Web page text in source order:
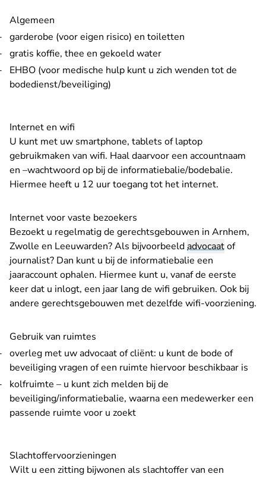
Algemeen
garderobe (voor eigen risico) en toiletten
gratis koffie, thee en gekoeld water
EHBO (voor medische hulp kunt u zich wenden tot de
bodedienst/beveiliging)
Internet en wifi
U kunt met uw smartphone, tablets of laptop
gebruikmaken van wifi. Haal daarvoor een accountnaam
en –wachtwoord op bij de informatiebalie/bodebalie.
Hiermee heeft u 12 uur toegang tot het internet.
Internet voor vaste bezoekers
Bezoekt u regelmatig de gerechtsgebouwen in Arnhem,
Zwolle en Leeuwarden? Als bijvoorbeeldadvocaatof
journalist? Dan kunt u bij de informatiebalie een
jaaraccount ophalen. Hiermee kunt u, vanaf de eerste
keer dat u inlogt, een jaar lang de wifi gebruiken. Ook bij
andere gerechtsgebouwen met dezelfde wifi-voorziening.
Gebruik van ruimtes
overleg met uw advocaat of cliënt: u kunt de bode of
beveiliging vragen of een ruimte hiervoor beschikbaar is
kolfruimte – u kunt zich melden bij de
beveiliging/informatiebalie, waarna een medewerker een
passende ruimte voor u zoekt
Slachtoffervoorzieningen
Wilt u een zitting bijwonen als slachtoffer van een